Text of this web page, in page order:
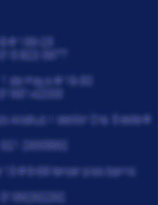
# 136-25
820 5977
1 de mayo # 16-30
3195142033
Alcatuz II sector Cra. 5 este #
2935892
13 # 9-69 tercer piso barrio
3166292292